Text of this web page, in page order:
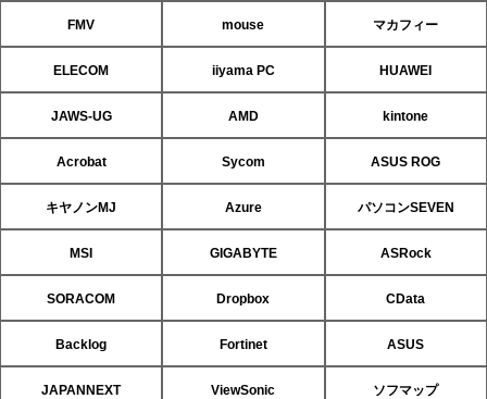
FMV mouse マカフィー
ELECOM iiyama PC HUAWEI
JAWS-UG AMD kintone
Acrobat Sycom ASUS ROG
キヤノンMJ Azure パソコンSEVEN
MSI GIGABYTE ASRock
SORACOM Dropbox CData
Backlog Fortinet ASUS
JAPANNEXT ViewSonic ソフマップ